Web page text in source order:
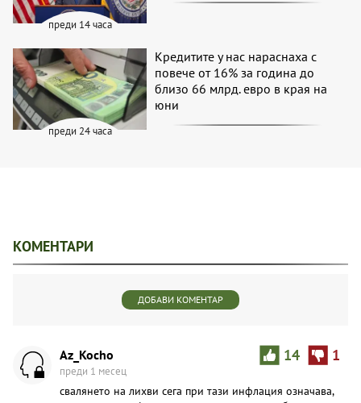
преди 14 часа
преди 24 часа
Кредитите у нас нараснаха с
повече от 16% за година до
близо 66 млрд. евро в края на
юни
КОМЕНТАРИ
ДОБАВИ КОМЕНТАР
14 1
Az_Kocho
преди 1 месец
свалянето на лихви сега при тази инфлация означава,